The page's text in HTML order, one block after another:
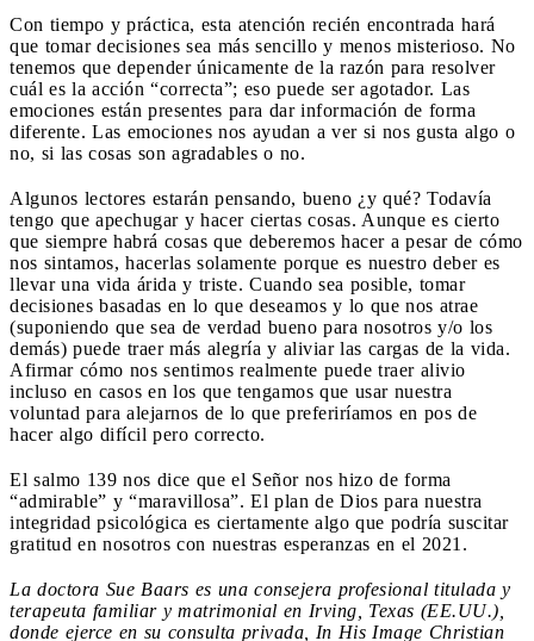
Con tiempo y práctica, esta atención recién encontrada hará
que tomar decisiones sea más sencillo y menos misterioso. No
tenemos que depender únicamente de la razón para resolver
cuál es la acción “correcta”; eso puede ser agotador. Las
emociones están presentes para dar información de forma
diferente. Las emociones nos ayudan a ver si nos gusta algo o
no, si las cosas son agradables o no.
Algunos lectores estarán pensando, bueno ¿y qué? Todavía
tengo que apechugar y hacer ciertas cosas. Aunque es cierto
que siempre habrá cosas que deberemos hacer a pesar de cómo
nos sintamos, hacerlas solamente porque es nuestro deber es
llevar una vida árida y triste. Cuando sea posible, tomar
decisiones basadas en lo que deseamos y lo que nos atrae
(suponiendo que sea de verdad bueno para nosotros y/o los
demás) puede traer más alegría y aliviar las cargas de la vida.
Afirmar cómo nos sentimos realmente puede traer alivio
incluso en casos en los que tengamos que usar nuestra
voluntad para alejarnos de lo que preferiríamos en pos de
hacer algo difícil pero correcto.
El salmo 139 nos dice que el Señor nos hizo de forma
“admirable” y “maravillosa”. El plan de Dios para nuestra
integridad psicológica es ciertamente algo que podría suscitar
gratitud en nosotros con nuestras esperanzas en el 2021.
La doctora Sue Baars es una consejera profesional titulada y
terapeuta familiar y matrimonial en Irving, Texas (EE.UU.),
donde ejerce en su consulta privada, In His Image Christian